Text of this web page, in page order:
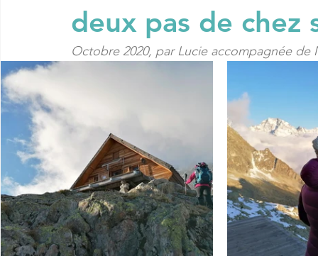
deux pas de chez
Octobre 2020, par Lucie accompagnée de